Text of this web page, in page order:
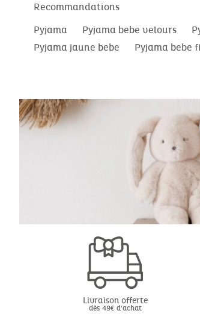
Recommandations
Pyjama
Pyjama bebe velours
Pyjama jaune bebe
Pyjama bebe
Livraison offerte
dès 49€ d'achat